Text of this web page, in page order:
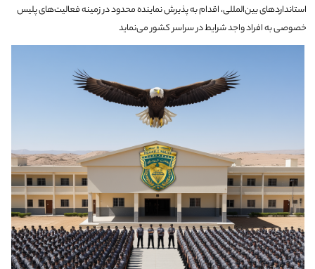
استانداردهای بین‌المللی، اقدام به پذیرش نماینده محدود در زمینه فعالیت‌های پلیس
خصوصی به افراد واجد شرایط در سراسر کشور می‌نماید